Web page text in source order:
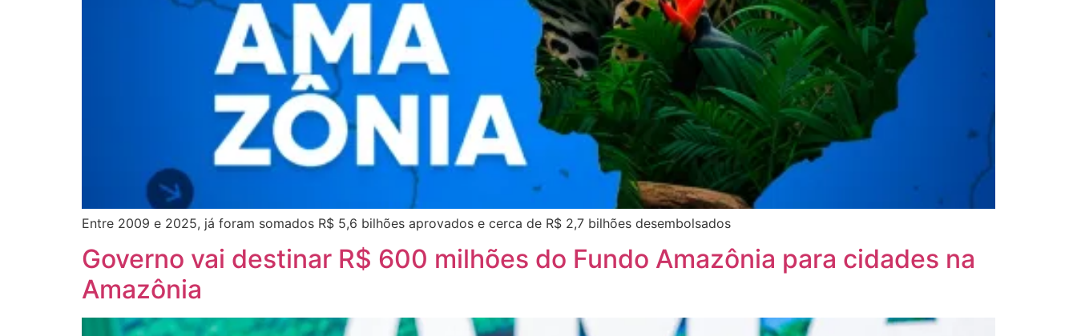
Entre 2009 e 2025, já foram somados R$ 5,6 bilhões aprovados e cerca de R$ 2,7 bilhões desembolsados
Governo vai destinar R$ 600 milhões do Fundo Amazônia para cidades na
Amazônia